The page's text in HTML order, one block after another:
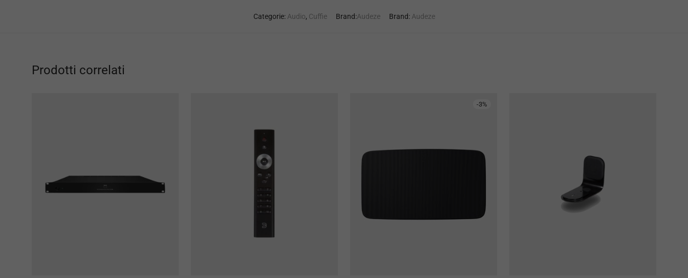
Categorie: Audio, Cuffie Brand:Audeze Brand: Audeze
Prodotti correlati
-3%